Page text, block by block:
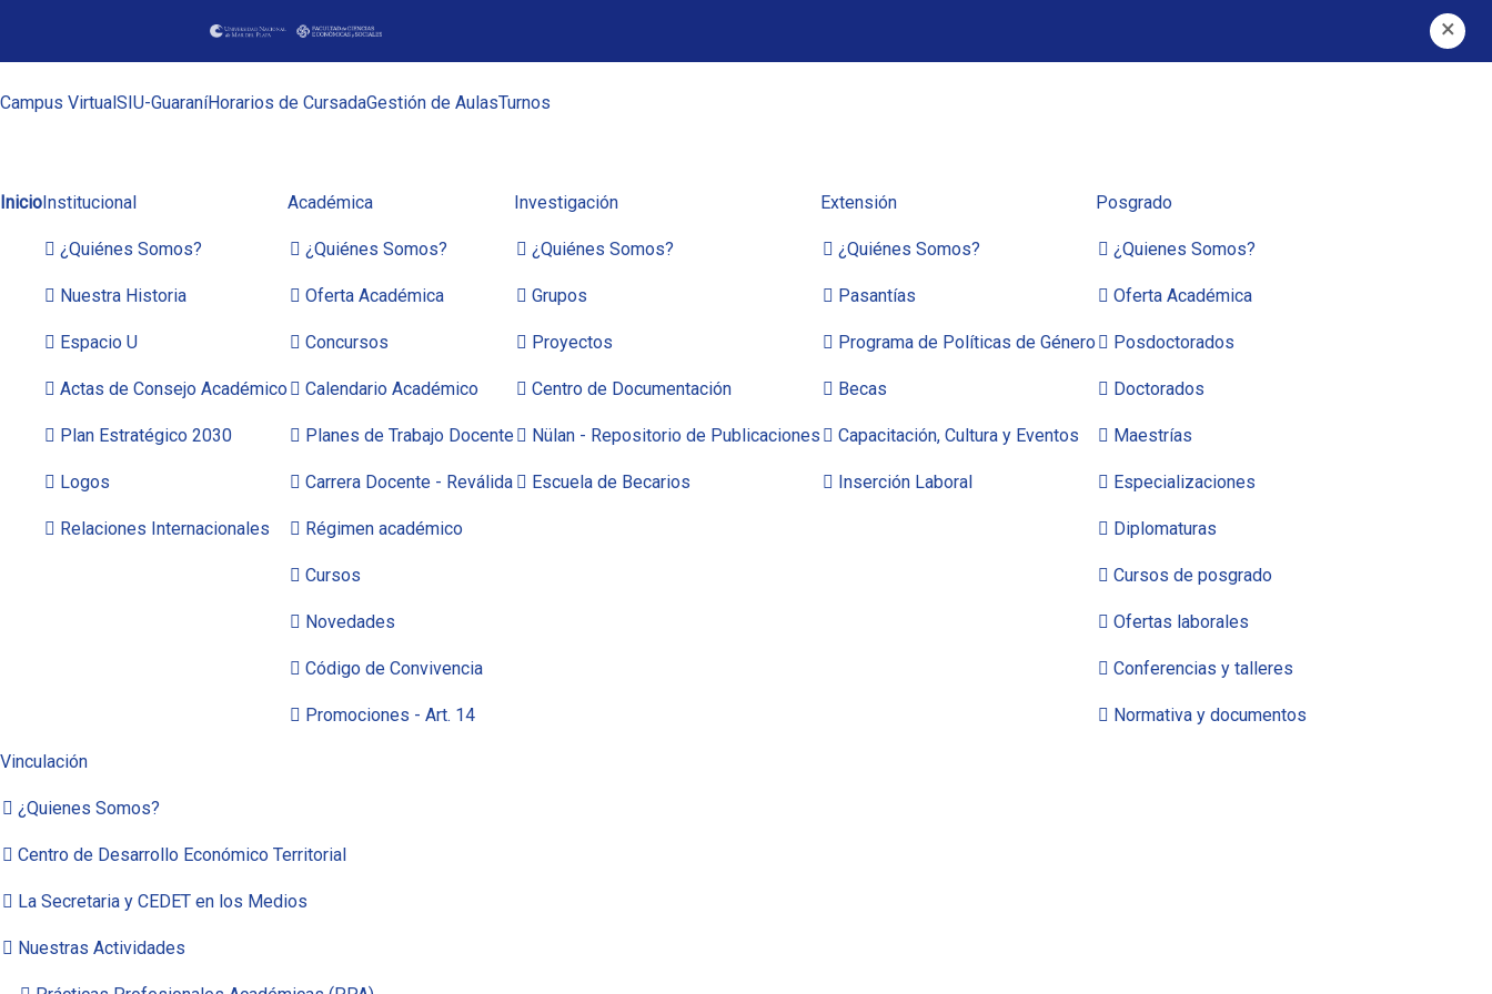
×
Campus VirtualSIU-GuaraníHorarios de CursadaGestión de AulasTurnos
InicioInstitucional
¿Quiénes Somos?
Nuestra Historia
Espacio U
Actas de Consejo Académico
Plan Estratégico 2030
Logos
Relaciones Internacionales
Académica
¿Quiénes Somos?
Oferta Académica
Concursos
Calendario Académico
Planes de Trabajo Docente
Carrera Docente - Reválida
Régimen académico
Cursos
Novedades
Código de Convivencia
Promociones - Art. 14
Investigación
¿Quiénes Somos?
Grupos
Proyectos
Centro de Documentación
Nülan - Repositorio de Publicaciones
Escuela de Becarios
Extensión
¿Quiénes Somos?
Pasantías
Programa de Políticas de Género
Becas
Capacitación, Cultura y Eventos
Inserción Laboral
Posgrado
¿Quienes Somos?
Oferta Académica
Posdoctorados
Doctorados
Maestrías
Especializaciones
Diplomaturas
Cursos de posgrado
Ofertas laborales
Conferencias y talleres
Normativa y documentos
Vinculación
¿Quienes Somos?
Centro de Desarrollo Económico Territorial
La Secretaria y CEDET en los Medios
Nuestras Actividades